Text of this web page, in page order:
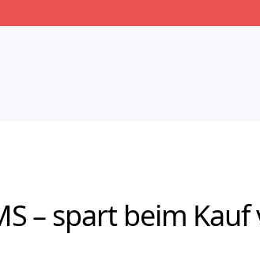
– spart beim